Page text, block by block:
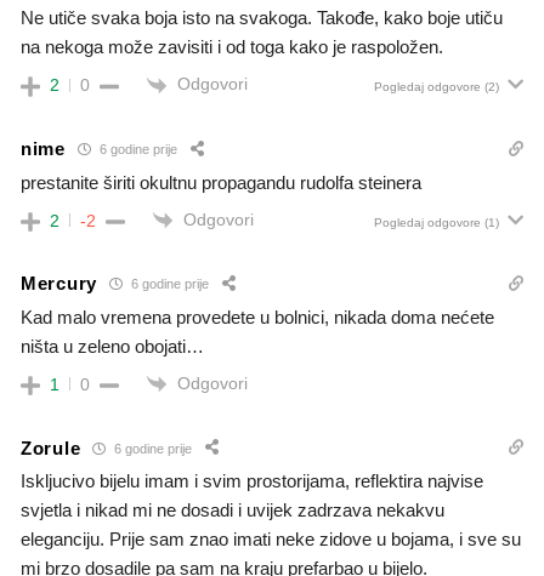
Ne utiče svaka boja isto na svakoga. Takođe, kako boje utiču
na nekoga može zavisiti i od toga kako je raspoložen.
2 0 Odgovori Pogledaj odgovore (2)
nime 6 godine prije
prestanite širiti okultnu propagandu rudolfa steinera
2 -2 Odgovori Pogledaj odgovore (1)
Mercury 6 godine prije
Kad malo vremena provedete u bolnici, nikada doma nećete
ništa u zeleno obojati…
1 0 Odgovori
Zorule 6 godine prije
Iskljucivo bijelu imam i svim prostorijama, reflektira najvise
svjetla i nikad mi ne dosadi i uvijek zadrzava nekakvu
eleganciju. Prije sam znao imati neke zidove u bojama, i sve su
mi brzo dosadile pa sam na kraju prefarbao u bijelo.